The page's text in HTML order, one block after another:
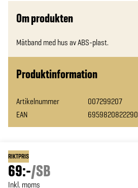
Om produkten
Mätband med hus av ABS-plast.
Produktinformation
Artikelnummer
007299207
EAN
6959820822290
RIKTPRIS
69:-/SB
Inkl. moms